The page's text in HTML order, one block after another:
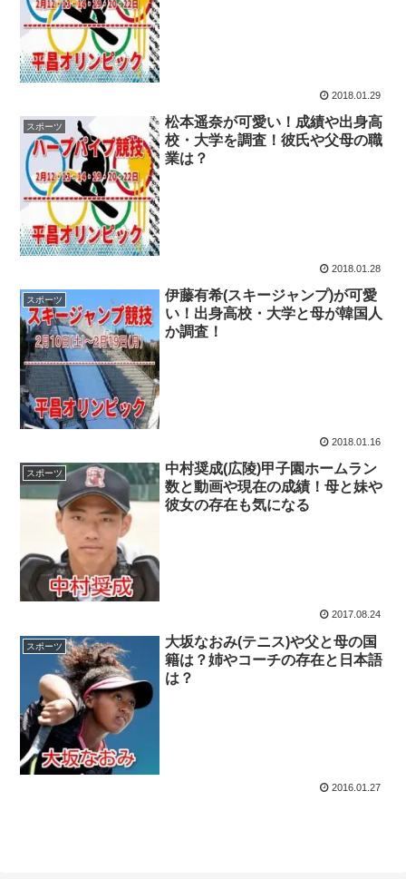
2018.01.29
スポーツ
松本遥奈が可愛い！成績や出身高
校・大学を調査！彼氏や父母の職
業は？
2018.01.28
スポーツ
伊藤有希(スキージャンプ)が可愛
い！出身高校・大学と母が韓国人
か調査！
2018.01.16
スポーツ
中村奨成(広陵)甲子園ホームラン
数と動画や現在の成績！母と妹や
彼女の存在も気になる
2017.08.24
スポーツ
大坂なおみ(テニス)や父と母の国
籍は？姉やコーチの存在と日本語
は？
2016.01.27